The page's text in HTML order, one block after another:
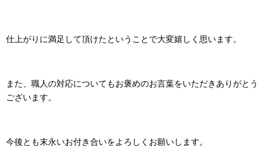
仕上がりに満足して頂けたということで大変嬉しく思います。
また、職人の対応についてもお褒めのお言葉をいただきありがとう
ございます。
今後とも末永いお付き合いをよろしくお願いします。